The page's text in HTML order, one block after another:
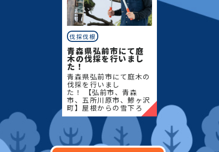
伐採伐根
青森県弘前市にて庭
木の伐採を行いまし
た！
青森県弘前市にて庭木の
伐採を行いまし
た！ 【弘前市、青森
市、五所川原市、鯵ヶ沢
町】屋根からの雪下ろ
し・除雪・排雪などの作
業もお任せください！地
域密着で伐採・抜根・剪
定・草刈りなどのお庭の
こと、造園・